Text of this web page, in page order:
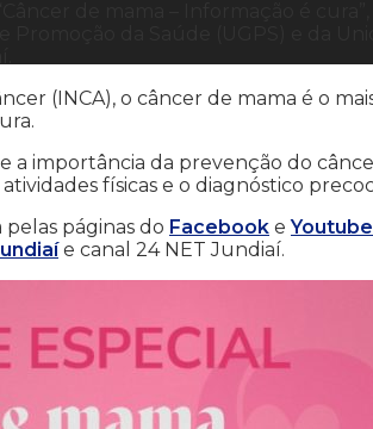
(INCA), o câncer de mama é o
a importância da prevenção do
físicas e o diagnóstico
pelas páginas do Facebook e
e canal 24 NET Jundiaí.